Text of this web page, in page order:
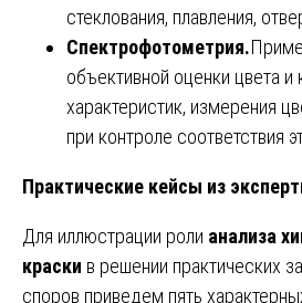
стеклования, плавления,
Спектрофотометрия.
объективной оценки цвета
характеристик, измерения
при контроле соответствия
Практические кейсы из
Для иллюстрации роли анализа
краски в решении практических
споров приведем пять